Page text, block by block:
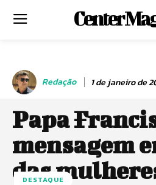
Center
Redação 1 de janeiro de
Papa
mensagem
das
DESTAQUE